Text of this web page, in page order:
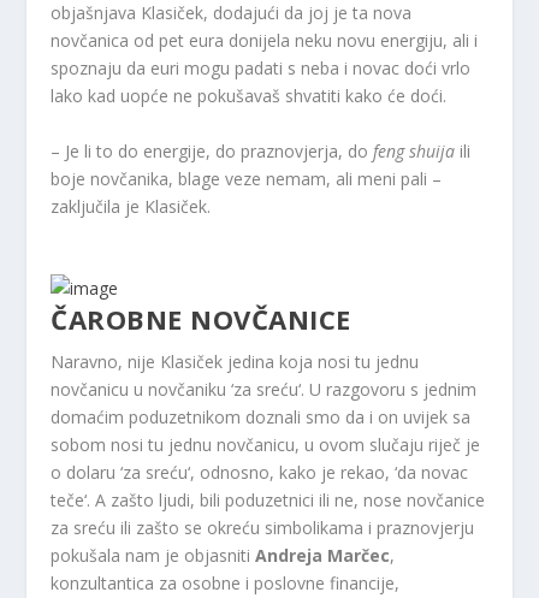
objašnjava Klasiček, dodajući da joj je ta nova
novčanica od pet eura donijela neku novu energiju, ali i
spoznaju da euri mogu padati s neba i novac doći vrlo
lako kad uopće ne pokušavaš shvatiti kako će doći.
– Je li to do energije, do praznovjerja, do feng shuija ili
boje novčanika, blage veze nemam, ali meni pali –
zaključila je Klasiček.
ČAROBNE NOVČANICE
Naravno, nije Klasiček jedina koja nosi tu jednu
novčanicu u novčaniku ‘za sreću‘. U razgovoru s jednim
domaćim poduzetnikom doznali smo da i on uvijek sa
sobom nosi tu jednu novčanicu, u ovom slučaju riječ je
o dolaru ‘za sreću‘, odnosno, kako je rekao, ‘da novac
teče‘. A zašto ljudi, bili poduzetnici ili ne, nose novčanice
za sreću ili zašto se okreću simbolikama i praznovjerju
pokušala nam je objasnitiAndreja Marčec,
konzultantica za osobne i poslovne financije,